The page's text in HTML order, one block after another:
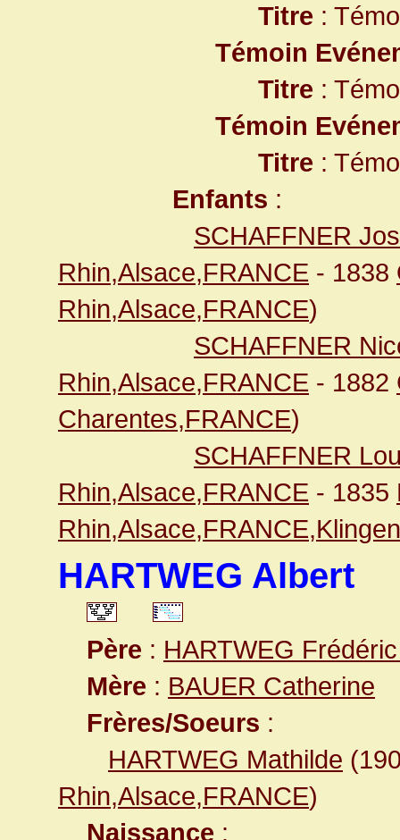
Titre :
Témoin
Titre :
Témoin
Titre :
Enfants :
SCHAFFNER
Rhin,Alsace,FRANCE - 1838
Rhin,Alsace,FRANCE)
SCHAFFNER
Rhin,Alsace,FRANCE - 1882
Charentes,FRANCE)
SCHAFFNER
Rhin,Alsace,FRANCE - 1835
HARTWEG Albert
Père : HARTWEG
Mère : BAUER Catherine
Frères/Soeurs :
HARTWEG Mathilde
Rhin,Alsace,FRANCE)
Naissance :